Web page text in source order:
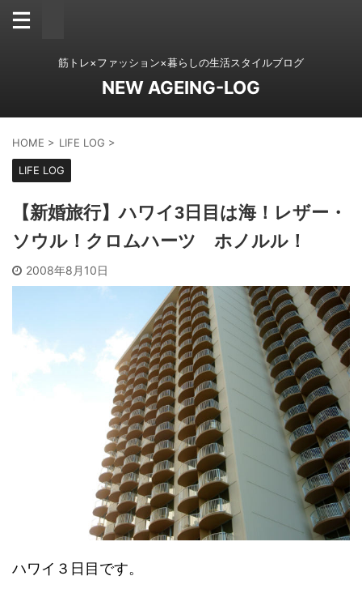
筋トレ×ファッション×暮らしの生活スタイルブログ
NEW AGEING-LOG
HOME > LIFE LOG >
LIFE LOG
【新婚旅行】ハワイ3日目は海！レザー・
ソウル！クロムハーツ ホノルル！
2008年8月10日
ハワイ３日目です。